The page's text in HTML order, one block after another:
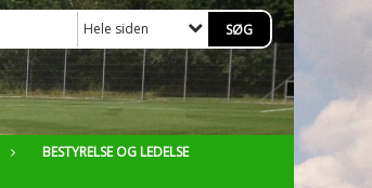
Hele siden
BESTYRELSE OG LEDELSE